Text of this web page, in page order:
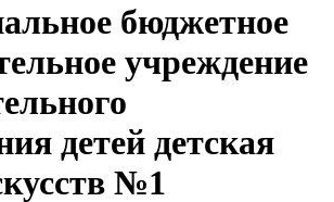
бюджетное
учреждение
детей детская
№1